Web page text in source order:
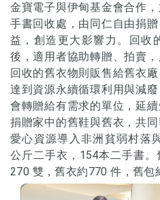
金寶電子與伊甸基金會合作
手書回收處，由同仁自由捐
益，創造更大影響力。回收
後，適用者協助轉贈、拍賣
回收的舊衣物則販售給舊衣
達到資源永續循環利用與減
會轉贈給有需求的單位，延
捐贈家中的舊鞋與舊衣，共
愛心資源導入非洲貧弱村落
公斤二手衣，154本二手書
270 雙，舊衣約770 件，舊包